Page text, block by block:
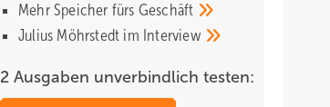
Mehr Speicher fürs Geschäft
Julius Möhrstedt im Interview
2 Ausgaben unverbindlich testen: